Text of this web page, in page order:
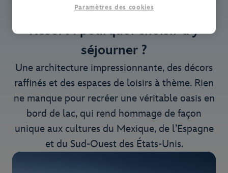
Disney’s Coronado Springs
Resort : pourquoi choisir d’y
séjourner ?
Une architecture impressionnante, des décors
raffinés et des espaces de loisirs à thème. Rien
ne manque pour recréer une véritable oasis en
bord de lac, qui rend hommage de façon
unique aux cultures du Mexique, de l’Espagne
et du Sud-Ouest des États-Unis.
Paramètres des cookies